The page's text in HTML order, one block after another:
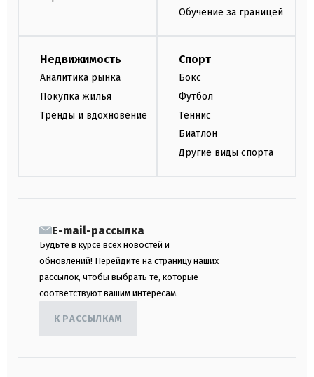
Обучение за границей
Недвижимость
Аналитика рынка
Покупка жилья
Тренды и вдохновение
Спорт
Бокс
Футбол
Теннис
Биатлон
Другие виды спорта
E-mail-рассылка
Будьте в курсе всех новостей и
обновлений! Перейдите на страницу наших
рассылок, чтобы выбрать те, которые
соответствуют вашим интересам.
К РАССЫЛКАМ